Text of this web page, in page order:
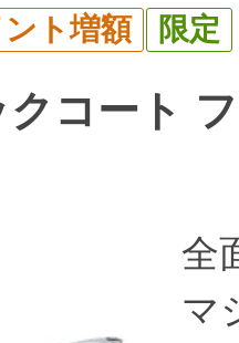
ト増額 限定
コート
全
マ